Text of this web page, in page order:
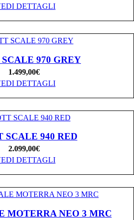
DETTAGLI
970 GREY
1.499,00€
DETTAGLI
SCALE 940 RED
2.099,00€
DETTAGLI
MOTERRA NEO 3 MRC